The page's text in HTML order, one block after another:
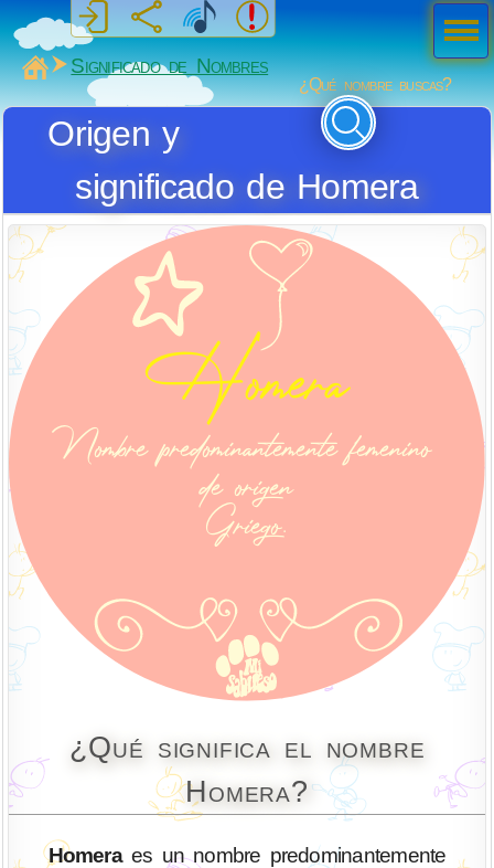
MiSabueso
Significado de Nombres
¿Qué nombre buscas?
Origen y
significado de Homera
¿Qué significa el nombre
Homera?
Homeraes un nombre predominantemente
Men
ú